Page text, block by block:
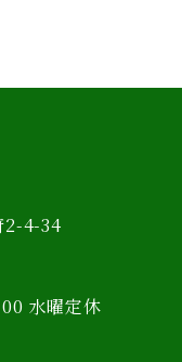
2-4-34
水曜定休